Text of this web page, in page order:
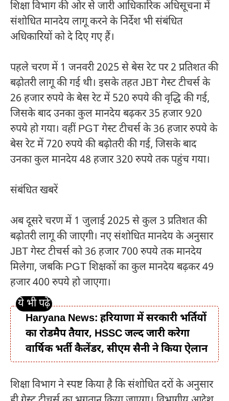
शिक्षा विभाग की ओर से जारी आधिकारिक अधिसूचना में
संशोधित मानदेय लागू करने के निर्देश भी संबंधित
अधिकारियों को दे दिए गए हैं।
पहले चरण में 1 जनवरी 2025 से बेस रेट पर 2 प्रतिशत की
बढ़ोतरी लागू की गई थी। इसके तहत JBT गेस्ट टीचर्स के
26 हजार रुपये के बेस रेट में 520 रुपये की वृद्धि की गई,
जिसके बाद उनका कुल मानदेय बढ़कर 35 हजार 920
रुपये हो गया। वहीं PGT गेस्ट टीचर्स के 36 हजार रुपये के
बेस रेट में 720 रुपये की बढ़ोतरी की गई, जिसके बाद
उनका कुल मानदेय 48 हजार 320 रुपये तक पहुंच गया।
संबंधित खबरें
अब दूसरे चरण में 1 जुलाई 2025 से कुल 3 प्रतिशत की
बढ़ोतरी लागू की जाएगी। नए संशोधित मानदेय के अनुसार
JBT गेस्ट टीचर्स को 36 हजार 700 रुपये तक मानदेय
मिलेगा, जबकि PGT शिक्षकों का कुल मानदेय बढ़कर 49
हजार 400 रुपये हो जाएगा।
Haryana News: हरियाणा में सरकारी भर्तियों
का रोडमैप तैयार, HSSC जल्द जारी करेगा
वार्षिक भर्ती कैलेंडर, सीएम सैनी ने किया ऐलान
शिक्षा विभाग ने स्पष्ट किया है कि संशोधित दरों के अनुसार